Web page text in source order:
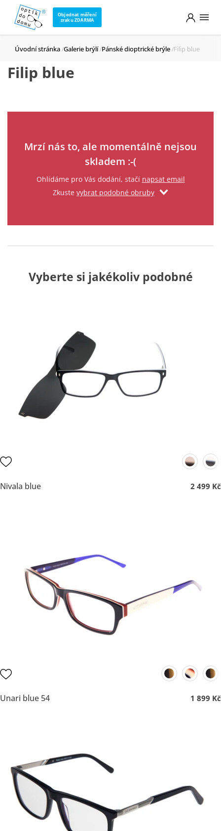
Objednat měření
zraku ZDARMA
Úvodní stránka Galerie brýlí Pánské dioptrické brýle Filip blue
Filip blue
Mrzí nás to, ale momentálně nejsou
skladem :-(
Ohlídáme pro Vás dodání, stačí napsat email
Zkuste vybrat podobné obruby
Vyberte si jakékoliv podobné
Nivala blue 2 499 Kč
Unari blue 54 1 899 Kč